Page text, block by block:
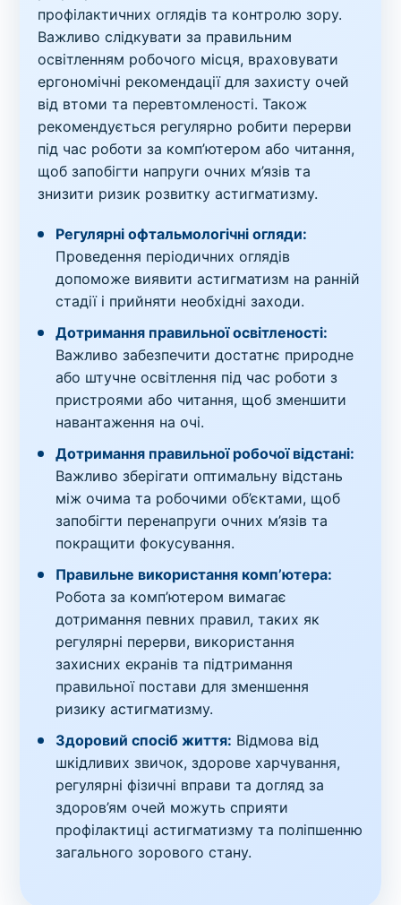
профілактичних оглядів та контролю зору.
Важливо слідкувати за правильним
освітленням робочого місця, враховувати
ергономічні рекомендації для захисту очей
від втоми та перевтомленості. Також
рекомендується регулярно робити перерви
під час роботи за комп’ютером або читання,
щоб запобігти напруги очних м’язів та
знизити ризик розвитку астигматизму.
Регулярні офтальмологічні огляди:
Проведення періодичних оглядів
допоможе виявити астигматизм на ранній
стадії і прийняти необхідні заходи.
Дотримання правильної освітленості:
Важливо забезпечити достатнє природне
або штучне освітлення під час роботи з
пристроями або читання, щоб зменшити
навантаження на очі.
Дотримання правильної робочої відстані:
Важливо зберігати оптимальну відстань
між очима та робочими об’єктами, щоб
запобігти перенапруги очних м’язів та
покращити фокусування.
Правильне використання комп’ютера:
Робота за комп’ютером вимагає
дотримання певних правил, таких як
регулярні перерви, використання
захисних екранів та підтримання
правильної постави для зменшення
ризику астигматизму.
Здоровий спосіб життя: Відмова від
шкідливих звичок, здорове харчування,
регулярні фізичні вправи та догляд за
здоров’ям очей можуть сприяти
профілактиці астигматизму та поліпшенню
загального зорового стану.